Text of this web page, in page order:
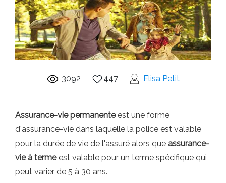
3092 447 Elisa Petit
Assurance-vie permanenteest une forme
d'assurance-vie dans laquelle la police est valable
pour la durée de vie de l'assuré alors que assurance-
vie à termeest valable pour un terme spécifique qui
peut varier de 5 à 30 ans.